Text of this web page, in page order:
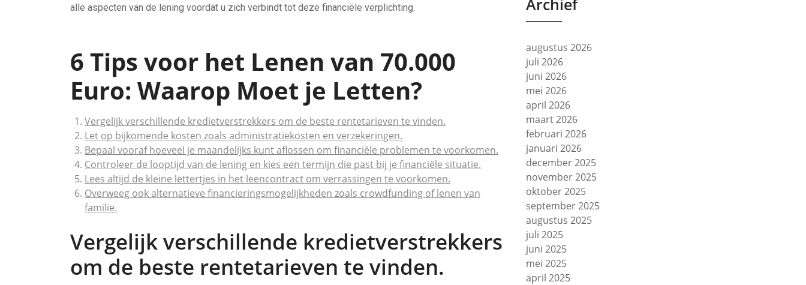
alle aspecten van de lening voordat u zich verbindt tot deze financiële verplichting.
6 Tips voor het Lenen van 70.000
Euro: Waarop Moet je Letten?
Vergelijk verschillende kredietverstrekkers om de beste rentetarieven te vinden.
Let op bijkomende kosten zoals administratiekosten en verzekeringen.
Bepaal vooraf hoeveel je maandelijks kunt aflossen om financiële problemen te voorkomen.
Controleer de looptijd van de lening en kies een termijn die past bij je financiële situatie.
Lees altijd de kleine lettertjes in het leencontract om verrassingen te voorkomen.
Overweeg ook alternatieve financieringsmogelijkheden zoals crowdfunding of lenen van
familie.
Vergelijk verschillende kredietverstrekkers
om de beste rentetarieven te vinden.
Archief
augustus 2026
juli 2026
juni 2026
mei 2026
april 2026
maart 2026
februari 2026
januari 2026
december 2025
november 2025
oktober 2025
september 2025
augustus 2025
juli 2025
juni 2025
mei 2025
april 2025